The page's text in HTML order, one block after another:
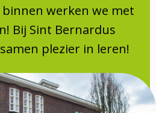
werken we met
Bij Sint Bernardus
plezier in leren!